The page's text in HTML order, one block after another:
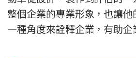
整個企業的專業形象，也讓
一種角度來詮釋企業，有助企